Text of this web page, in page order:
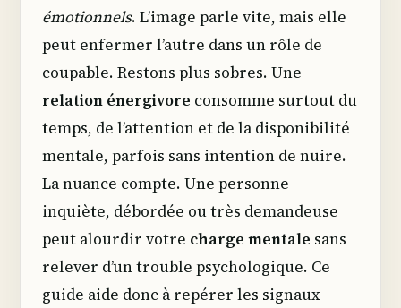
émotionnels. L’image parle vite, mais elle
peut enfermer l’autre dans un rôle de
coupable. Restons plus sobres. Une
relation énergivore consomme surtout du
temps, de l’attention et de la disponibilité
mentale, parfois sans intention de nuire.
La nuance compte. Une personne
inquiète, débordée ou très demandeuse
peut alourdir votre charge mentale sans
relever d’un trouble psychologique. Ce
guide aide donc à repérer les signaux